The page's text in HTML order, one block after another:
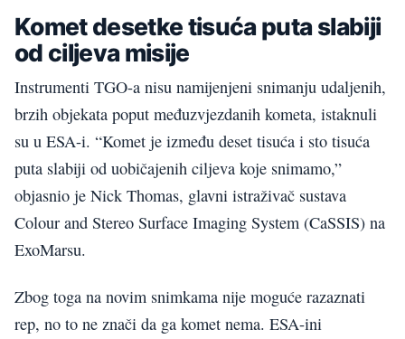
Komet desetke tisuća puta slabiji
od ciljeva misije
Instrumenti TGO-a nisu namijenjeni snimanju udaljenih,
brzih objekata poput međuzvjezdanih kometa, istaknuli
su u ESA-i. “Komet je između deset tisuća i sto tisuća
puta slabiji od uobičajenih ciljeva koje snimamo,”
objasnio je Nick Thomas, glavni istraživač sustava
Colour and Stereo Surface Imaging System (CaSSIS) na
ExoMarsu.
Zbog toga na novim snimkama nije moguće razaznati
rep, no to ne znači da ga komet nema. ESA-ini